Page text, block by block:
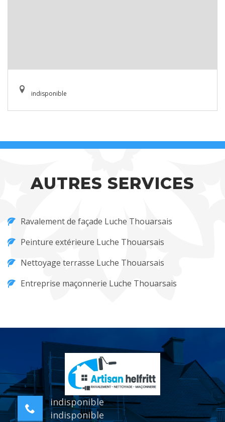
indisponible
AUTRES SERVICES
Ravalement de façade Luche Thouarsais
Peinture extérieure Luche Thouarsais
Nettoyage terrasse Luche Thouarsais
Entreprise maçonnerie Luche Thouarsais
indisponible
indisponible